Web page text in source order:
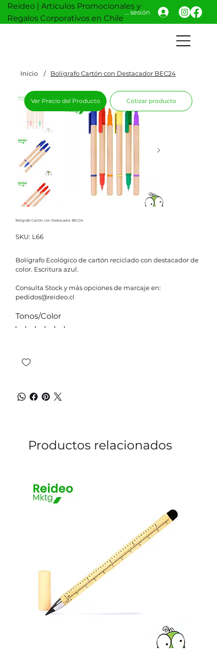
Reideo | Artículos Promocionales y
Regalos Corporativos en Chile
Iniciar sesión
Inicio / Bolígrafo Cartón con Destacador BEC24
Bolígrafo Cartón con Destacador BEC24
SKU: SKU
L66
L66
Bolígrafo Ecológico de cartón reciclado con destacador de
color. Escritura azul.
Consulta Stock y más opciones de marcaje en:
pedidos@reideo.cl
Tonos/Color
Ver Precio del Producto Cotizar producto
Productos relacionados